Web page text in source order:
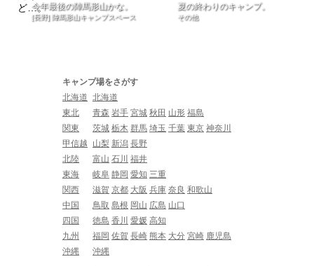
今年最後の陣馬形山かな。
[長野] 陣馬形山キャンプスペース
夏の終わりのキャンプ。
その他
キャンプ場をさがす
北海道 北海道
東北
青森 岩手 宮城 秋田 山形 福島
関東
茨城 栃木 群馬 埼玉 千葉 東京 神奈川
甲信越
山梨 新潟 長野
北陸
富山 石川 福井
東海
岐阜 静岡 愛知 三重
関西
滋賀 京都 大阪 兵庫 奈良 和歌山
中国
鳥取 島根 岡山 広島 山口
四国
徳島 香川 愛媛 高知
九州
福岡 佐賀 長崎 熊本 大分 宮崎 鹿児島
沖縄
沖縄